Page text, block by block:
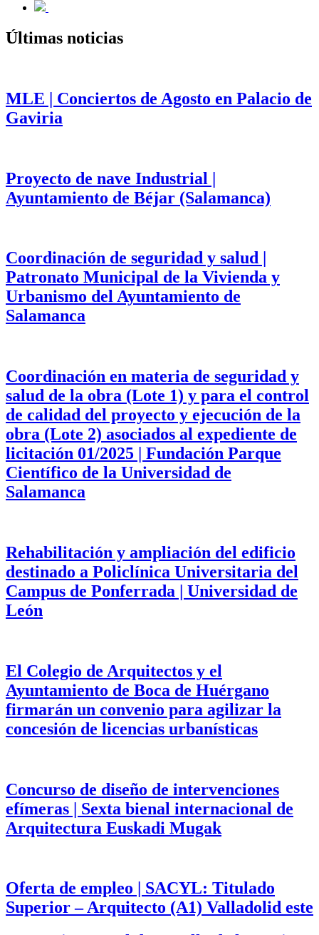
Últimas noticias
MLE | Conciertos de Agosto en Palacio de
Gaviria
Proyecto de nave Industrial |
Ayuntamiento de Béjar (Salamanca)
Coordinación de seguridad y salud |
Patronato Municipal de la Vivienda y
Urbanismo del Ayuntamiento de
Salamanca
Coordinación en materia de seguridad y
salud de la obra (Lote 1) y para el control
de calidad del proyecto y ejecución de la
obra (Lote 2) asociados al expediente de
licitación 01/2025 | Fundación Parque
Científico de la Universidad de
Salamanca
Rehabilitación y ampliación del edificio
destinado a Policlínica Universitaria del
Campus de Ponferrada | Universidad de
León
El Colegio de Arquitectos y el
Ayuntamiento de Boca de Huérgano
firmarán un convenio para agilizar la
concesión de licencias urbanísticas
Concurso de diseño de intervenciones
efímeras | Sexta bienal internacional de
Arquitectura Euskadi Mugak
Oferta de empleo | SACYL: Titulado
Superior – Arquitecto (A1) Valladolid este